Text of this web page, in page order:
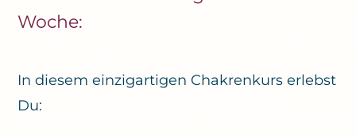
Woche:
In diesem einzigartigen Chakrenkurs erlebst
Du: